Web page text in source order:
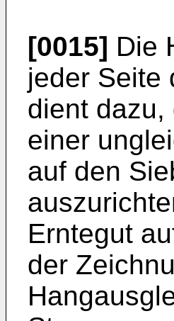
[0015] Die
jeder Seite
dient dazu,
einer
auf den
Erntegut
der